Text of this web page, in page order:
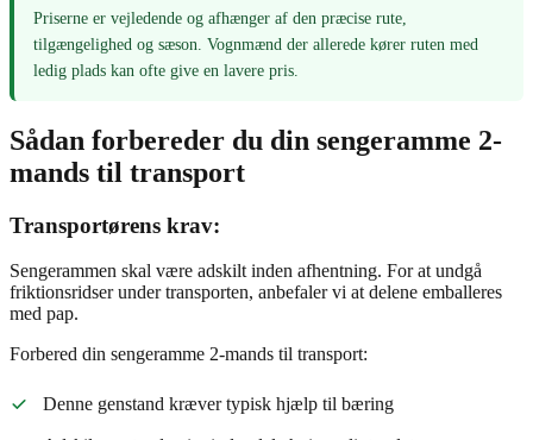
Priserne er vejledende og afhænger af den præcise rute,
tilgængelighed og sæson. Vognmænd der allerede kører ruten med
ledig plads kan ofte give en lavere pris.
Sådan forbereder du din sengeramme 2-
mands til transport
Transportørens krav:
Sengerammen skal være adskilt inden afhentning. For at undgå
friktionsridser under transporten, anbefaler vi at delene emballeres
med pap.
Forbered din sengeramme 2-mands til transport:
Denne genstand kræver typisk hjælp til bæring